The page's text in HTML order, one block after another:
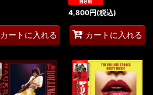
カートに入れる
4,800円(税込)
カートに入れる